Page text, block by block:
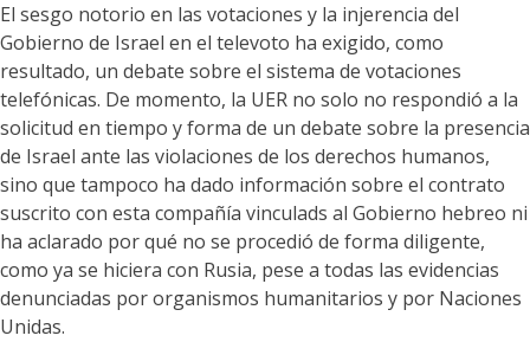
El sesgo notorio en las votaciones y la injerencia del
Gobierno de Israel en el televoto ha exigido, como
resultado, un debate sobre el sistema de votaciones
telefónicas. De momento, la UER no solo no respondió a la
solicitud en tiempo y forma de un debate sobre la presencia
de Israel ante las violaciones de los derechos humanos,
sino que tampoco ha dado información sobre el contrato
suscrito con esta compañía vinculads al Gobierno hebreo ni
ha aclarado por qué no se procedió de forma diligente,
como ya se hiciera con Rusia, pese a todas las evidencias
denunciadas por organismos humanitarios y por Naciones
Unidas.